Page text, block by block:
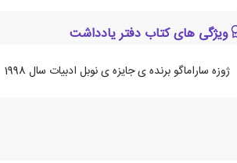
ویژگی های کتاب دفتر یادداشت
ژوزه ساراماگو برنده ی جایزه ی نوبل ادبیات سال 1998